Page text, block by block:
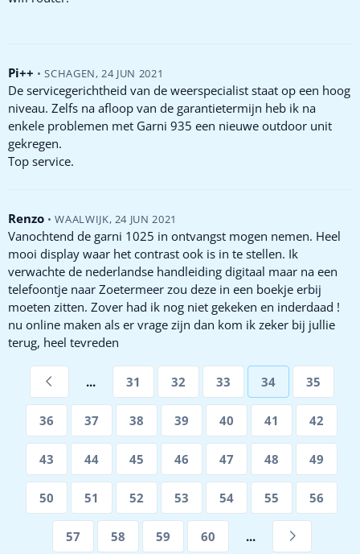
Pi++ • SCHAGEN, 24 JUN 2021
De servicegerichtheid van de weerspecialist staat op een hoog
niveau. Zelfs na afloop van de garantietermijn heb ik na
enkele problemen met Garni 935 een nieuwe outdoor unit
gekregen.
Top service.
Renzo • WAALWIJK, 24 JUN 2021
Vanochtend de garni 1025 in ontvangst mogen nemen. Heel
mooi display waar het contrast ook is in te stellen. Ik
verwachte de nederlandse handleiding digitaal maar na een
telefoontje naar Zoetermeer zou deze in een boekje erbij
moeten zitten. Zover had ik nog niet gekeken en inderdaad !
nu online maken als er vrage zijn dan kom ik zeker bij jullie
terug, heel tevreden
... 31 32 33 34 35
36 37 38 39 40 41 42
43 44 45 46 47 48 49
50 51 52 53 54 55 56
57 58 59 60 ...